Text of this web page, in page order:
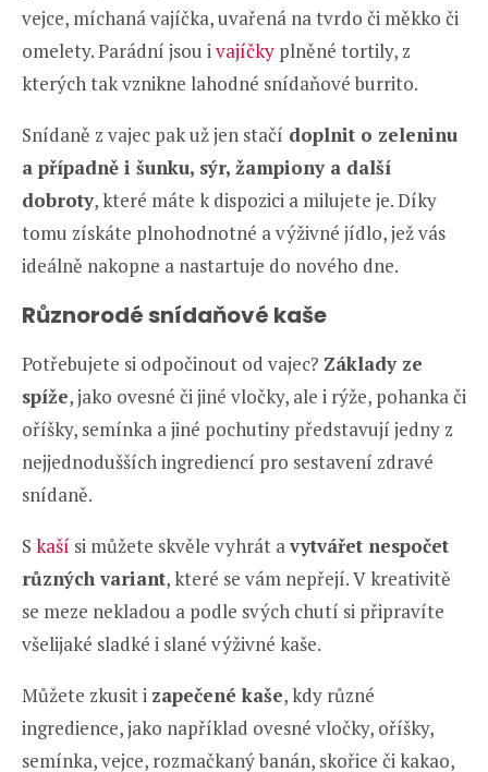
vejce, míchaná vajíčka, uvařená na tvrdo či měkko či
omelety. Parádní jsou ivajíčky plněné tortily, z
kterých tak vznikne lahodné snídaňové burrito.
Snídaně z vajec pak už jen stačí doplnit o zeleninu
a případně i šunku, sýr, žampiony a další
dobroty, které máte k dispozici a milujete je. Díky
tomu získáte plnohodnotné a výživné jídlo, jež vás
ideálně nakopne a nastartuje do nového dne.
Různorodé snídaňové kaše
Potřebujete si odpočinout od vajec? Základy ze
spíže, jako ovesné či jiné vločky, ale i rýže, pohanka či
oříšky, semínka a jiné pochutiny představují jedny z
nejjednodušších ingrediencí pro sestavení zdravé
snídaně.
S kaší si můžete skvěle vyhrát avytvářet nespočet
různých variant, které se vám nepřejí. V kreativitě
se meze nekladou a podle svých chutí si připravíte
všelijaké sladké i slané výživné kaše.
Můžete zkusit i zapečené kaše, kdy různé
ingredience, jako například ovesné vločky, oříšky,
semínka, vejce, rozmačkaný banán, skořice či kakao,